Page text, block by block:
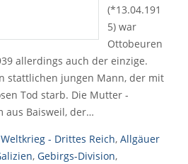
(*13.04.191
5) war
Ottobeuren
allerdings auch der einzige.
stattlichen jungen Mann, der mit
Tod starb. Die Mutter -
aus Baisweil, der…
- Drittes Reich, Allgäuer
, Gebirgs-Division,